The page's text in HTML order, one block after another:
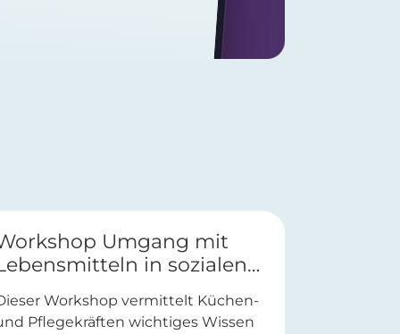
Umgang mit
in sozialen
Workshop vermittelt Küchen-
Pflegekräften wichtiges Wissen